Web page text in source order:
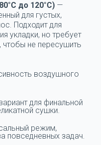
до 120°C) —
для густых,
Подходит для
укладки, но требует
чтобы не пересушить
воздушного
для финальной
сушки.
режим,
повседневных задач.